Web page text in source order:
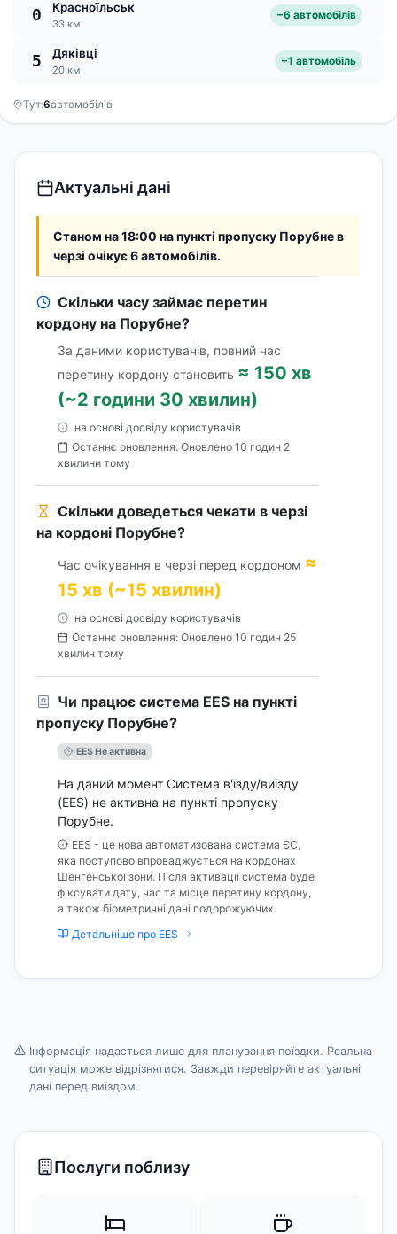
0 Красноїльськ
33 км
−6 автомобілів
5 Дяківці
20 км
−1 автомобіль
Тут:6автомобілів
Актуальні дані
Станом на 18:00 на пункті пропуску Порубне в
черзі очікує 6 автомобілів.
Скільки часу займає перетин
кордону на Порубне?
За даними користувачів, повний час
перетину кордону становить ≈ 150 хв
(~2 години 30 хвилин)
на основі досвіду користувачів
Останнє оновлення: Оновлено 10 годин 2
хвилини тому
Скільки доведеться чекати в черзі
на кордоні Порубне?
Час очікування в черзі перед кордоном ≈
15 хв (~15 хвилин)
на основі досвіду користувачів
Останнє оновлення: Оновлено 10 годин 25
хвилин тому
Чи працює система EES на пункті
пропуску Порубне?
EES Не активна
На даний момент Система в'їзду/виїзду
(EES) не активна на пункті пропуску
Порубне.
EES - це нова автоматизована система ЄС,
яка поступово впроваджується на кордонах
Шенгенської зони. Після активації система буде
фіксувати дату, час та місце перетину кордону,
а також біометричні дані подорожуючих.
Детальніше про EES
Інформація надається лише для планування поїздки. Реальна
ситуація може відрізнятися. Завжди перевіряйте актуальні
дані перед виїздом.
Послуги поблизу